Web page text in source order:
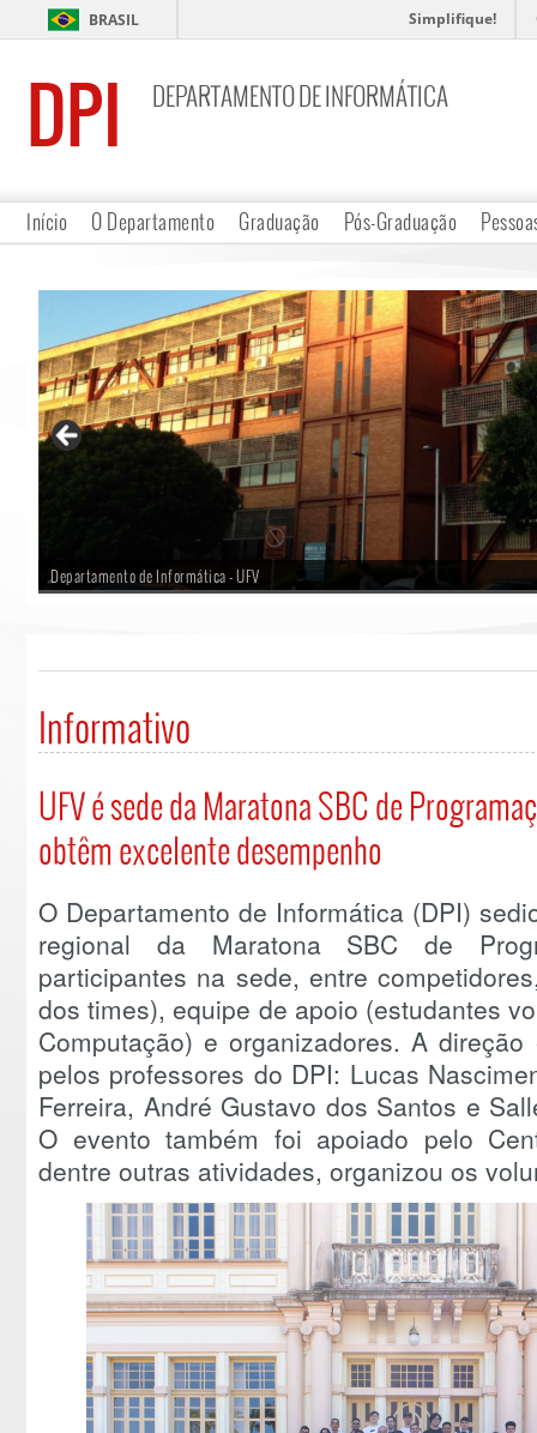
BRASIL Simplifique!
DPI DEPARTAMENTO DE INFORMÁTICA
Início O Departamento Graduação Pós-Graduação
Departamento de Informática - UFV
Informativo
UFV é sede da Maratona SBC de
obtêm excelente desempenho
O Departamento de Informática (DPI)
regional da Maratona SBC de
participantes na sede, entre
dos times), equipe de apoio (estudantes
Computação) e organizadores. A
pelos professores do DPI: Lucas
Ferreira, André Gustavo dos Santos e
O evento também foi apoiado pelo
dentre outras atividades, organizou os